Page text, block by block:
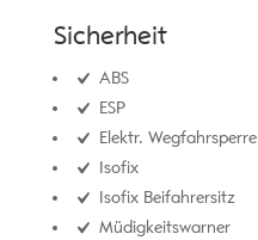
Sicherheit
ABS
ESP
Elektr. Wegfahrsperre
Isofix
Isofix Beifahrersitz
Müdigkeitswarner